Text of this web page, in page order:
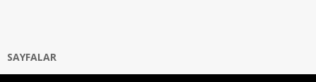
SAYFALAR